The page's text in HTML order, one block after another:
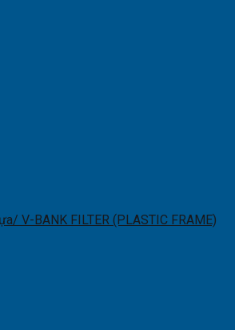
V-BANK FILTER (PLASTIC FRAME)